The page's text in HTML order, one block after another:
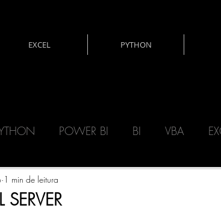
EXCEL PYTHON
POWER BI BI VBA
1 min de leitura